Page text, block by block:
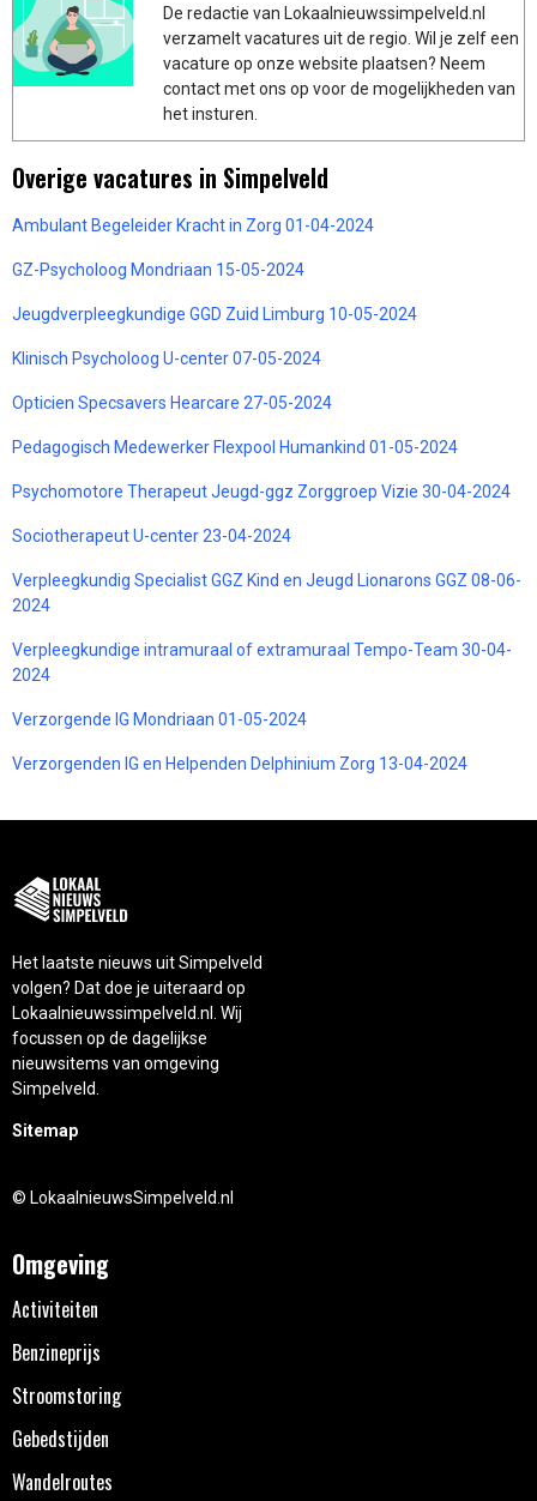
De redactie van Lokaalnieuwssimpelveld.nl
verzamelt vacatures uit de regio. Wil je zelf een
vacature op onze website plaatsen? Neem
contact met ons op voor de mogelijkheden van
het insturen.
Overige vacatures in Simpelveld
Ambulant Begeleider Kracht in Zorg 01-04-2024
GZ-Psycholoog Mondriaan 15-05-2024
Jeugdverpleegkundige GGD Zuid Limburg 10-05-2024
Klinisch Psycholoog U-center 07-05-2024
Opticien Specsavers Hearcare 27-05-2024
Pedagogisch Medewerker Flexpool Humankind 01-05-2024
Psychomotore Therapeut Jeugd-ggz Zorggroep Vizie 30-04-2024
Sociotherapeut U-center 23-04-2024
Verpleegkundig Specialist GGZ Kind en Jeugd Lionarons GGZ 08-06-
2024
Verpleegkundige intramuraal of extramuraal Tempo-Team 30-04-
2024
Verzorgende IG Mondriaan 01-05-2024
Verzorgenden IG en Helpenden Delphinium Zorg 13-04-2024
Het laatste nieuws uit Simpelveld
volgen? Dat doe je uiteraard op
Lokaalnieuwssimpelveld.nl. Wij
focussen op de dagelijkse
nieuwsitems van omgeving
Simpelveld.
Sitemap
© LokaalnieuwsSimpelveld.nl
Omgeving
Activiteiten
Benzineprijs
Stroomstoring
Gebedstijden
Wandelroutes